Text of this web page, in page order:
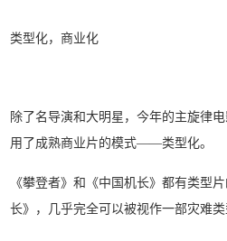
类型化，商业化
除了名导演和大明星，今年的主旋律
用了成熟商业片的模式——类型化。
《攀登者》和《中国机长》都有类型
长》，几乎完全可以被视作一部灾难类